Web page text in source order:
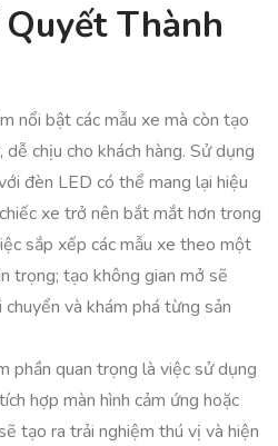
Thành
nổi bật các mẫu xe mà còn tạo
chịu cho khách hàng. Sử dụng
đèn LED có thể mang lại hiệu
xe trở nên bắt mắt hơn trong
sắp xếp các mẫu xe theo một
trọng; tạo không gian mở sẽ
và khám phá từng sản
phần quan trọng là việc sử dụng
hợp màn hình cảm ứng hoặc
tạo ra trải nghiệm thú vị và hiện